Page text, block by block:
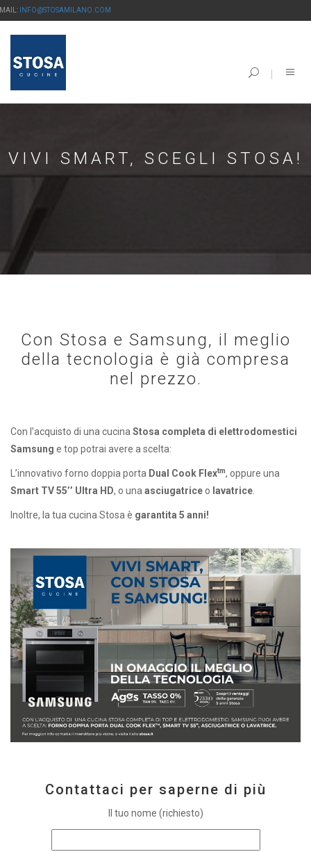
INFO@STOSAMILANO.COM
VIVI SMART, SCEGLI STOSA!
Con Stosa e Samsung, il meglio
della tecnologia è già compresa
nel prezzo.
Con l’acquisto di una cucina Stosa completa di elettrodomestici
Samsung e top potrai avere a scelta:
L’innovativo forno doppia porta Dual Cook Flextm, oppure una
Smart TV 55’’ Ultra HD, o una asciugatriceo lavatrice
Inoltre, la tua cucina Stosa è garantita 5 anni!
Contattaci per saperne di più
Il tuo nome (richiesto)